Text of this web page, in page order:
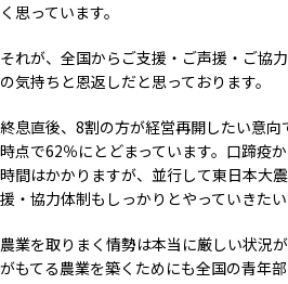
く思っています。
それが、全国からご支援・ご声援・ご協
の気持ちと恩返しだと思っております。
終息直後、8割の方が経営再開したい意
時点で62％にとどまっています。口蹄疫
時間はかかりますが、並行して東日本大
援・協力体制もしっかりとやっていきたい
農業を取りまく情勢は本当に厳しい状況
がもてる農業を築くためにも全国の青年